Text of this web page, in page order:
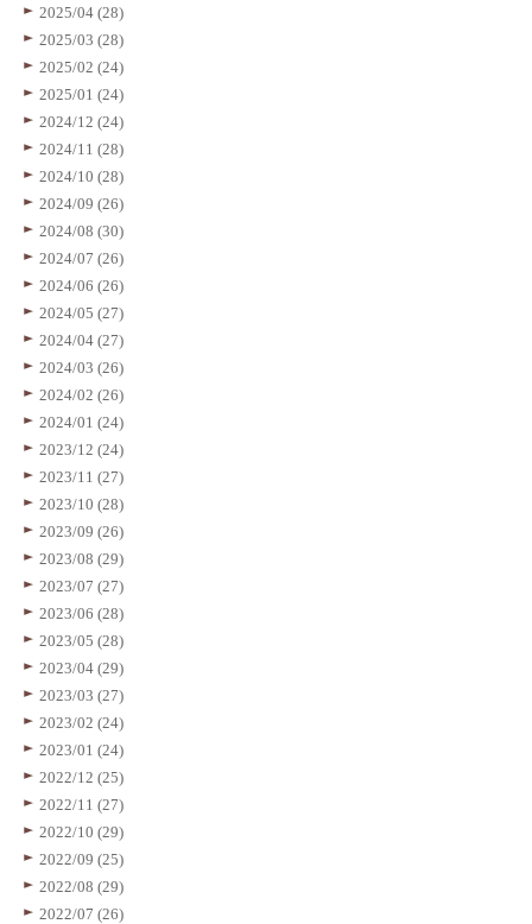
2025/04 (28)
2025/03 (28)
2025/02 (24)
2025/01 (24)
2024/12 (24)
2024/11 (28)
2024/10 (28)
2024/09 (26)
2024/08 (30)
2024/07 (26)
2024/06 (26)
2024/05 (27)
2024/04 (27)
2024/03 (26)
2024/02 (26)
2024/01 (24)
2023/12 (24)
2023/11 (27)
2023/10 (28)
2023/09 (26)
2023/08 (29)
2023/07 (27)
2023/06 (28)
2023/05 (28)
2023/04 (29)
2023/03 (27)
2023/02 (24)
2023/01 (24)
2022/12 (25)
2022/11 (27)
2022/10 (29)
2022/09 (25)
2022/08 (29)
2022/07 (26)